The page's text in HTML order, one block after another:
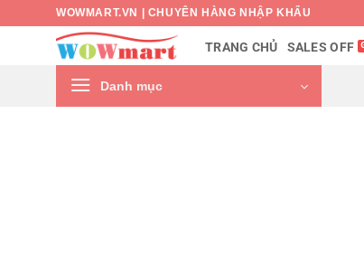
WOWMART.VN | CHUYÊN HÀNG NHẬP KHẨU
TRANG CHỦ SALES OFF
Danh mục